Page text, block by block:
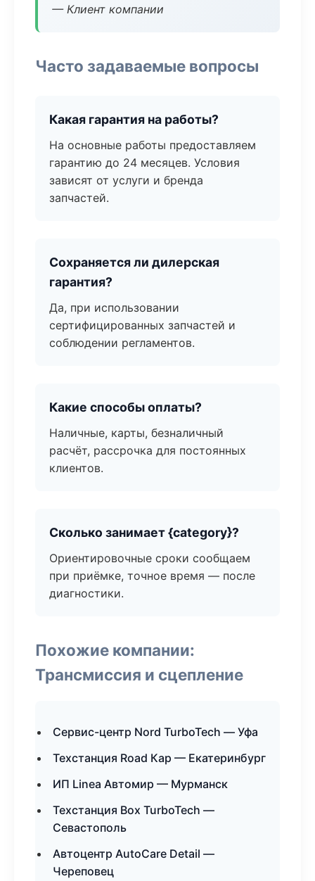
— Клиент компании
Часто задаваемые вопросы
Какая гарантия на работы?
На основные работы предоставляем
гарантию до 24 месяцев. Условия
зависят от услуги и бренда
запчастей.
Сохраняется ли дилерская
гарантия?
Да, при использовании
сертифицированных запчастей и
соблюдении регламентов.
Какие способы оплаты?
Наличные, карты, безналичный
расчёт, рассрочка для постоянных
клиентов.
Сколько занимает {category}?
Ориентировочные сроки сообщаем
при приёмке, точное время — после
диагностики.
Похожие компании:
Трансмиссия и сцепление
Сервис-центр Nord TurboTech — Уфа
Техстанция Road Кар — Екатеринбург
ИП Linea Автомир — Мурманск
Техстанция Box TurboTech —
Севастополь
Автоцентр AutoCare Detail —
Череповец